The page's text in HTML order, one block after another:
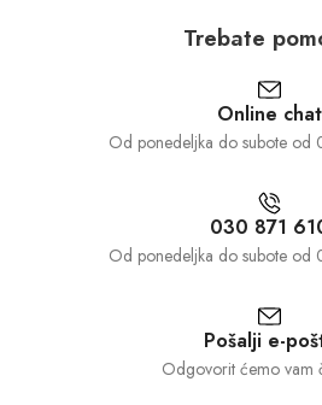
Trebate
Online chat
Od ponedeljka do subote
030 871
Od ponedeljka do subote
Pošalji e-
Odgovorit ćemo vam